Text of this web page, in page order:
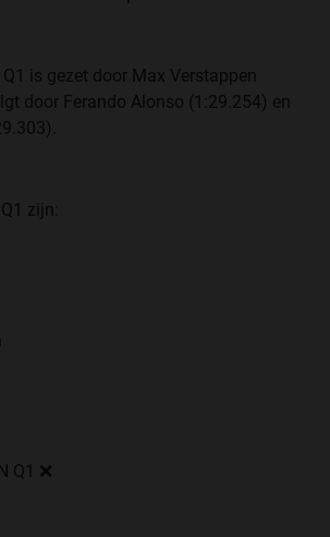
is gezet door Max Verstappen
door Ferando Alonso (1:29.254) en
zijn:
Q1 ❌